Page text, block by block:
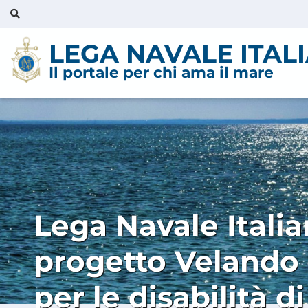
LEGA NAVALE
Il portale per chi ama il mare
Lega Navale
progetto
per le disabilità